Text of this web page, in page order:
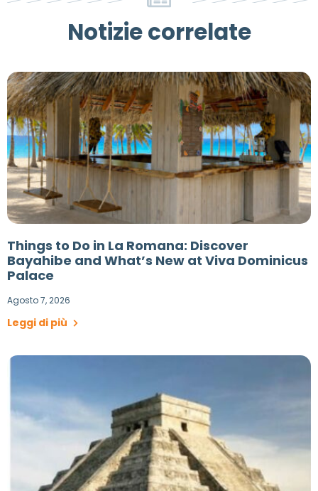
Notizie correlate
Things to Do in La Romana: Discover
Bayahibe and What’s New at Viva Dominicus
Palace
Agosto 7, 2026
Leggi di più